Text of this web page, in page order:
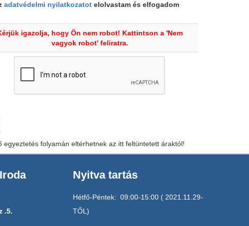
adatvédelmi nyilatkozatot elolvastam és elfogadom
igazolja, hogy Ön nem robot! Kattintson a 'Nem
vagyok robot' feliratra.
folyamán eltérhetnek az itt feltüntetett áraktól!
.5.
Nyitva tartás
Hétfő-Péntek: 09:00-15:00 ( 2021.11.29-
TŐL)